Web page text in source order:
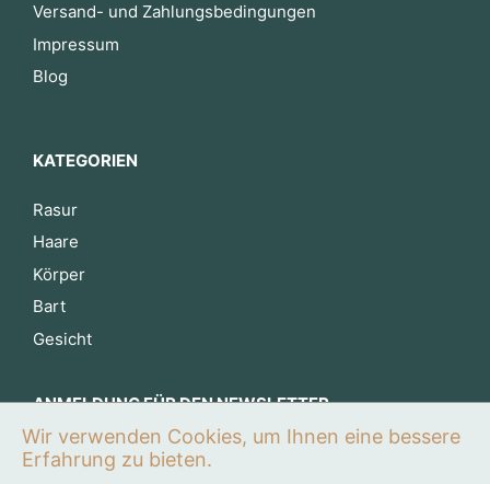
Versand- und Zahlungsbedingungen
Impressum
Blog
KATEGORIEN
Rasur
Haare
Körper
Bart
Gesicht
ANMELDUNG FÜR DEN NEWSLETTER
Jetzt anmelden
Wir verwenden Cookies, um Ihnen eine bessere
Erfahrung zu bieten.